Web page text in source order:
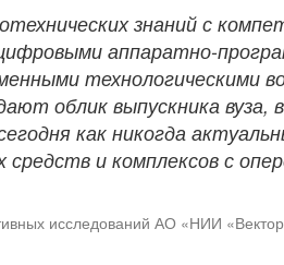
знаний с
аппаратно-
технологическими
облик выпускника вуза,
как никогда
средств и комплексов с
исследований АО «НИИ